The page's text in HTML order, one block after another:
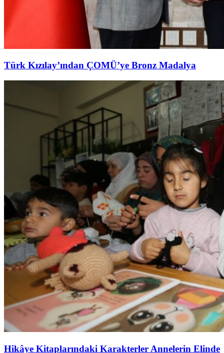
Türk Kızılay’ından ÇOMÜ’ye Bronz Madalya
Hikâye Kitaplarındaki Karakterler Annelerin Elinde